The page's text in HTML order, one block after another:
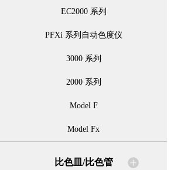
EC2000 系列
PFXi 系列自动色度仪
3000 系列
2000 系列
Model F
Model Fx
比色皿/比色管